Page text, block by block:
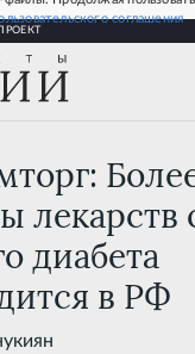
соглашения
диабета производится в
лекарств
диабета
в РФ